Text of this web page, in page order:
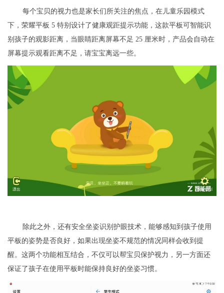
每个宝贝的视力也是家长们所关注的焦点，在儿童乐园模式
下，荣耀平板 5 特别设计了健康观距提示功能，这款平板可智能识
别孩子的观影距离，当眼睛距离屏幕不足 25 厘米时，产品会自动在
屏幕提示观看距离不足，请宝宝离远一些。
除此之外，还有安全坐姿识别护眼技术，能够感知到孩子使用
平板的姿势是否良好，如果出现坐姿不规范的情况同样会收到提
醒。这两个功能相互结合，不仅可以帮宝贝保护视力，另一方面还
保证了孩子在使用平板时能保持良好的坐姿习惯。